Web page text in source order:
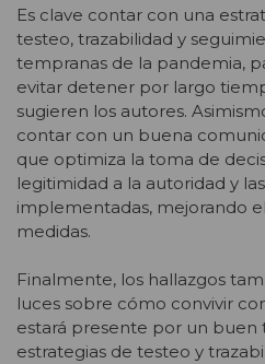
Es clave contar con una
testeo, trazabilidad y
tempranas de la pandemia,
evitar detener por largo
sugieren los autores.
contar con un buena
que optimiza la toma de
legitimidad a la autoridad y
implementadas, mejorando
medidas.
Finalmente, los hallazgos
luces sobre cómo convivir
estará presente por un buen
estrategias de testeo y